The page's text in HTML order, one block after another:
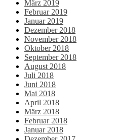
März 2019
Februar 2019
Januar 2019
Dezember 2018
November 2018
Oktober 2018
September 2018
August 2018
Juli 2018
Juni 2018
Mai 2018
April 2018
März 2018
Februar 2018
Januar 2018